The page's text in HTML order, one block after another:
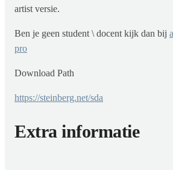
artist versie.
Ben je geen student \ docent kijk dan bij
pro
Download Path
https://steinberg.net/sda
Extra informatie